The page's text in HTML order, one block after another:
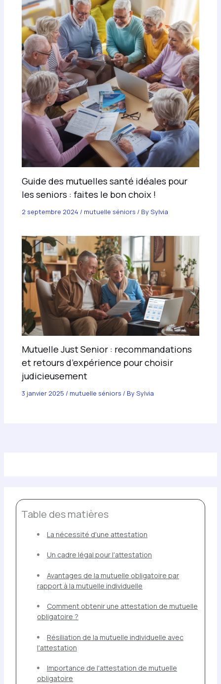
Guide des mutuelles santé idéales pour
les seniors : faites le bon choix !
2 septembre 2024 / mutuelle séniors / BySylvia
Mutuelle Just Senior : recommandations
et retours d’expérience pour choisir
judicieusement
3 janvier 2025 / mutuelle séniors / BySylvia
Table des matières
La nécessité d'une attestation
Un cadre légal pour l'attestation
Avantages de la mutuelle obligatoire par
rapport à la mutuelle individuelle
Comment obtenir une attestation de mutuelle
obligatoire ?
Résiliation de la mutuelle individuelle avec
l'attestation
Importance de l'attestation de mutuelle
obligatoire